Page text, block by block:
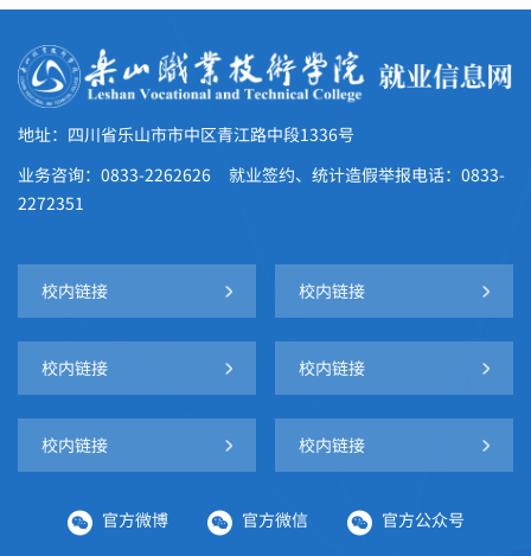
地址：四川省乐山市市中区青江路中段1336号
业务咨询：0833-2262626 就业签约、统计造假举报电话：0833-
2272351
校内链接 校内链接
校内链接 校内链接
校内链接 校内链接
官方微博 官方微信 官方公众号